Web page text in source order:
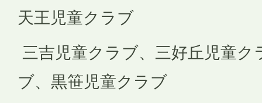
天王児童クラブ
三吉児童クラブ、三好丘児童
ブ、黒笹児童クラブ